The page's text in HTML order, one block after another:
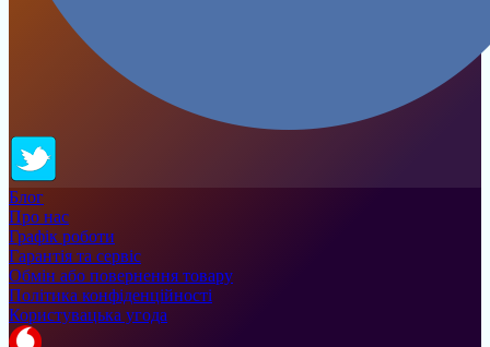
Блог
Про нас
Графік роботи
Гарантія та сервіс
Обмін або повернення товару
Політика конфіденційності
Користувацька угода